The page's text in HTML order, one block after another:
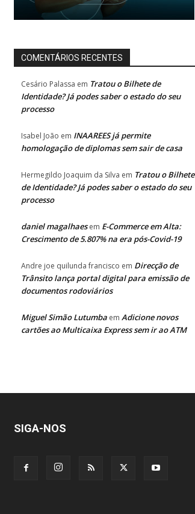
COMENTÁRIOS RECENTES
Cesário Palassa em Tratou o Bilhete de
Identidade? Já podes saber o estado do seu
processo
Isabel João em INAAREES já permite
homologação de diplomas sem sair de casa
Hermegildo Joaquim da Silva em Tratou o Bilhete
de Identidade? Já podes saber o estado do seu
processo
daniel magalhaesem E-Commerce em Alta:
Crescimento de 5.807% na era pós-Covid-19
Andre joe quilunda francisco em Direcção de
Trânsito lança portal digital para emissão de
documentos rodoviários
Miguel Simão Lutumba em Adicione novos
cartões ao Multicaixa Express sem ir ao ATM
SIGA-NOS